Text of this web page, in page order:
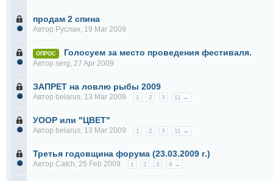
продам 2 спина
Автор Руслан, 19 Mar 2009
ОПРОС Голосуем за место проведения фестиваля.
Автор serg, 27 Apr 2009
ЗАПРЕТ на ловлю рыбы 2009
Автор belarus, 13 Mar 2009 1 2 3 11 →
УООР или "ЦВЕТ"
Автор belarus, 13 Mar 2009 1 2 3 11 →
Третья годовщина форума (23.03.2009 г.)
Автор Catch, 25 Feb 2009 1 2 3 8 →